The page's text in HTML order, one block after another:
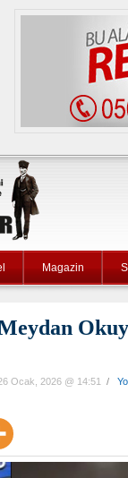
Magazin
Ocak, 2026 @ 14:51 /